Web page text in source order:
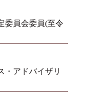
委員会委員(至令
・アドバイザリ